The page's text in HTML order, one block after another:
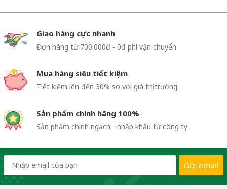
Giao hàng cực nhanh
Đơn hàng từ 700.000đ - 0đ phí vận chuyển
Mua hàng siêu tiết kiệm
Tiết kiệm lên đến 30% so với giá thị trường
Sản phẩm chính hãng 100%
Sản phẩm chính ngạch - nhập khẩu từ công ty
Gửi email